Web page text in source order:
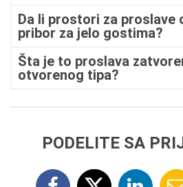
Da li prostori za proslave
pribor za jelo gostima?
Šta je to proslava
otvorenog tipa?
PODELITE SA